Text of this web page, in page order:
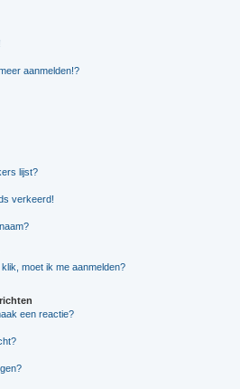
aanmelden!?
lijst?
verkeerd!
moet ik me aanmelden?
een reactie?